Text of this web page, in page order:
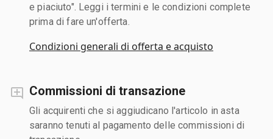
e piaciuto". Leggi i termini e le condizioni complete
prima di fare un'offerta.
Condizioni generali di offerta e acquisto
Commissioni di transazione
Gli acquirenti che si aggiudicano l'articolo in asta
saranno tenuti al pagamento delle commissioni di